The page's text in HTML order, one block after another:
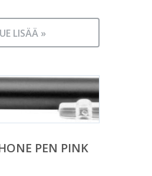
LISÄÄ »
PEN PINK